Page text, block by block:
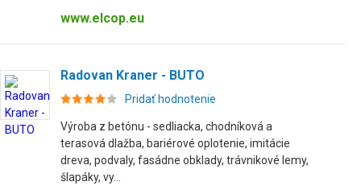
www.elcop.eu
Radovan Kraner - BUTO
Pridať hodnotenie
Výroba z betónu - sedliacka, chodníková a
terasová dlažba, bariérové oplotenie, imitácie
dreva, podvaly, fasádne obklady, trávnikové lemy,
šlapáky, vy...